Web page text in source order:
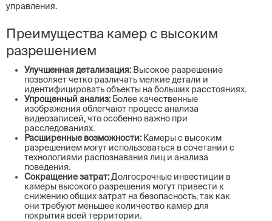
управления.
Преимущества камер с высоким
разрешением
Улучшенная детализация: Высокое разрешение
позволяет четко различать мелкие детали и
идентифицировать объекты на больших расстояниях.
Упрощенный анализ: Более качественные
изображения облегчают процесс анализа
видеозаписей, что особенно важно при
расследованиях.
Расширенные возможности: Камеры с высоким
разрешением могут использоваться в сочетании с
технологиями распознавания лиц и анализа
поведения.
Сокращение затрат:Долгосрочные инвестиции в
камеры высокого разрешения могут привести к
снижению общих затрат на безопасность, так как
они требуют меньшее количество камер для
покрытия всей территории.